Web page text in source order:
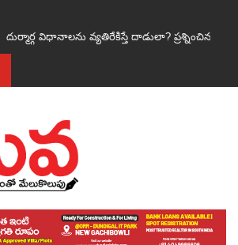
దుర్మార్గ విధానాలను వ్యతిరేకిస్తే దాడులా? ప్రశ్నించిన